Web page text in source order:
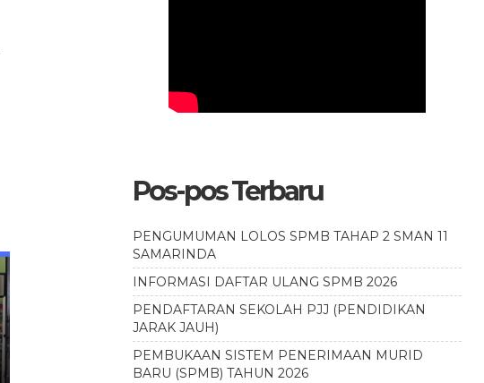
Pos-pos Terbaru
PENGUMUMAN LOLOS SPMB TAHAP 2 SMAN 11
SAMARINDA
INFORMASI DAFTAR ULANG SPMB 2026
PENDAFTARAN SEKOLAH PJJ (PENDIDIKAN
JARAK JAUH)
PEMBUKAAN SISTEM PENERIMAAN MURID
BARU (SPMB) TAHUN 2026